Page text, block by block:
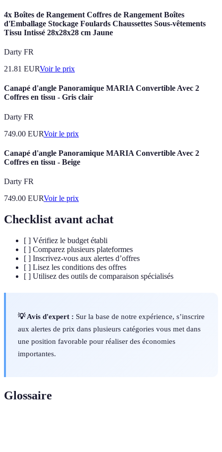
4x Boîtes de Rangement Coffres de Rangement Boîtes
d'Emballage Stockage Foulards Chaussettes Sous-vêtements
Tissu Intissé 28x28x28 cm Jaune
Darty FR
21.81 EURVoir le prix
Canapé d'angle Panoramique MARIA Convertible Avec 2
Coffres en tissu - Gris clair
Darty FR
749.00 EURVoir le prix
Canapé d'angle Panoramique MARIA Convertible Avec 2
Coffres en tissu - Beige
Darty FR
749.00 EURVoir le prix
Checklist avant achat
[ ] Vérifiez le budget établi
[ ] Comparez plusieurs plateformes
[ ] Inscrivez-vous aux alertes d’offres
[ ] Lisez les conditions des offres
[ ] Utilisez des outils de comparaison spécialisés
💡 Avis d'expert : Sur la base de notre expérience, s’inscrire
aux alertes de prix dans plusieurs catégories vous met dans
une position favorable pour réaliser des économies
importantes.
Glossaire